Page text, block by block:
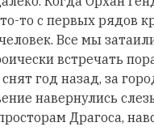
то с первых рядов
Все мы
встречать
год назад, за
навернулись
Драгоса,